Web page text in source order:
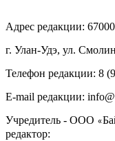
Адрес редакции:
г. Улан-Удэ, ул.
Телефон редакции: ‎‎8
E-mail редакции:
Учредитель - ООО «
редактор: